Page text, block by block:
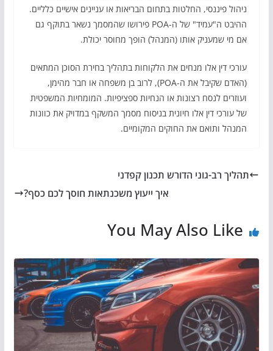
ניהול פיננסי, החלטות בתחום הבריאות או עניינים אישיים כלליים.
ההיבט ה"עמיד" של ה-POA פירושו שהמסמך נשאר בתוקף גם
אם מי שמעניק אותו (המנהל) הופך מחוסר יכולת.
עורכי דין אלו מנחים את הלקוחות בתהליך בחירת הסוכן המתאים
(האדם שקיבל את ה-POA), לרוב בן משפחה או חבר מהימן,
ועוזרים לנסח רצונות או הנחיות ספציפיות. המומחיות המשפטית
של עורכי דין אלו חיונית בניסוח מסמך המשקף במדויק את כוונות
המנהל ותואם את החוקים המקומיים.
תהליך רב-גוני הדורש תכנון קפדני
איך ייעוץ משכנתאות חוסך לכם כסף?
You May Also Like